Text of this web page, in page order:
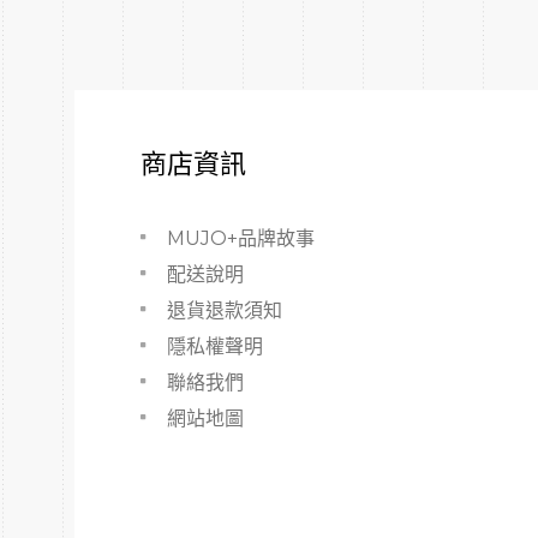
商店資訊
MUJO+品牌故事
配送說明
退貨退款須知
隱私權聲明
聯絡我們
網站地圖